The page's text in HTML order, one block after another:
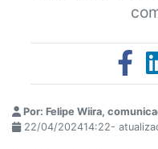
Por: Felipe Wiira,
22/04/202414:22-